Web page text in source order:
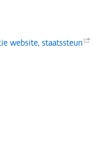
website, staatssteun